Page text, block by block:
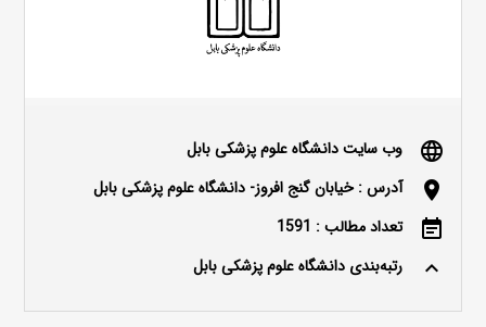
language وب سایت دانشگاه علوم پزشکی بابل
location_on آدرس : خیابان گنج افروز- دانشگاه علوم پزشکی بابل
event_note تعداد مطالب : 1591
keyboard_arrow_up رتبه‌بندی دانشگاه علوم پزشکی بابل